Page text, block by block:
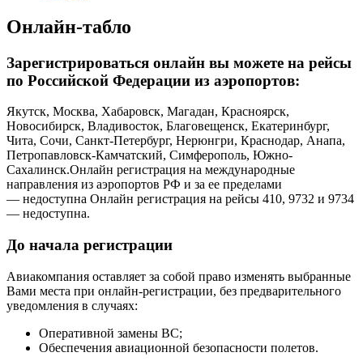
Онлайн-табло
Зарегистрироваться онлайн вы можете на рейсы
по Российской Федерации из аэропортов:
Якутск, Москва, Хабаровск, Магадан, Красноярск,
Новосибирск, Владивосток, Благовещенск, Екатеринбург,
Чита, Сочи, Санкт-Петербург, Нерюнгри, Краснодар, Анапа,
Петропавловск-Камчатский, Симферополь, Южно-
Сахалинск.Онлайн регистрация на международные
направления из аэропортов РФ и за ее пределами
— недоступна Онлайн регистрация на рейсы 410, 9732 и 9734
— недоступна.
До начала регистрации
Авиакомпания оставляет за собой право изменять выбранные
Вами места при онлайн-регистрации, без предварительного
уведомления в случаях:
Оперативной замены ВС;
Обеспечения авиационной безопасности полетов.